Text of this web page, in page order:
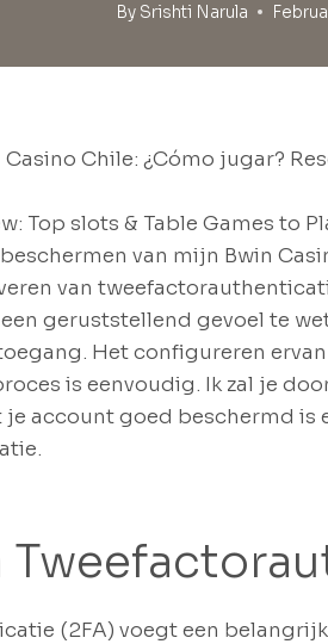
By Srishti Narula
van mijn Bwin
van
geruststellend gevoel te
Het configureren
is eenvoudig. Ik zal je
account goed beschermd is
(2FA) voegt een